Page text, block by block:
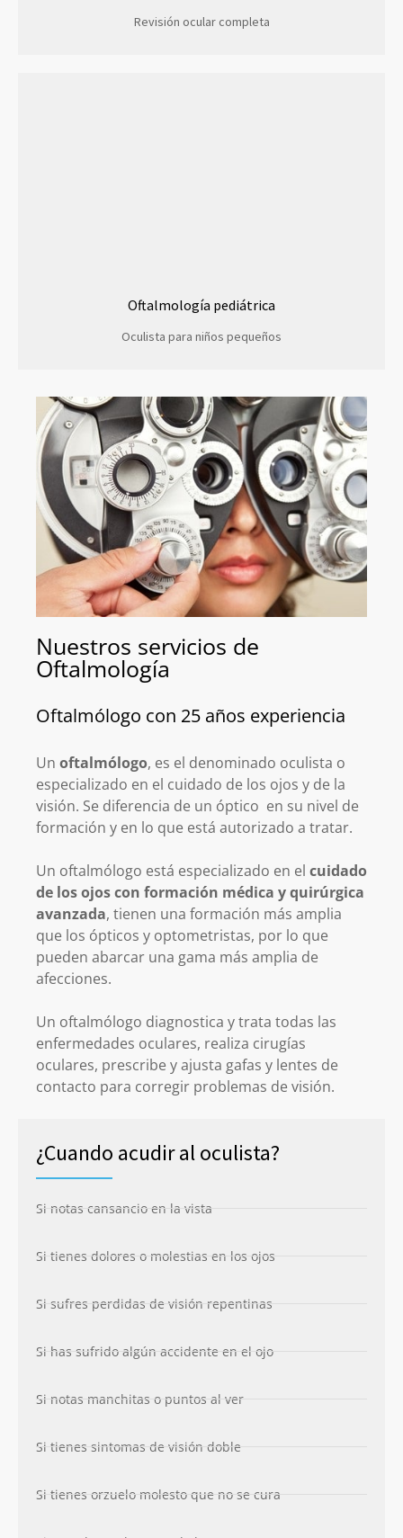
Revisión ocular completa
Oftalmología pediátrica
Oculista para niños pequeños
Nuestros servicios de
Oftalmología
Oftalmólogo con 25 años experiencia
Un oftalmólogo, es el denominado oculista o
especializado en el cuidado de los ojos y de la
visión. Se diferencia de un óptico en su nivel de
formación y en lo que está autorizado a tratar.
Un oftalmólogo está especializado en el cuidado
de los ojos con formación médica y quirúrgica
avanzada, tienen una formación más amplia
que los ópticos y optometristas, por lo que
pueden abarcar una gama más amplia de
afecciones.
Un oftalmólogo diagnostica y trata todas las
enfermedades oculares, realiza cirugías
oculares, prescribe y ajusta gafas y lentes de
contacto para corregir problemas de visión.
¿Cuando acudir al oculista?
Si notas cansancio en la vista
Si tienes dolores o molestias en los ojos
Si sufres perdidas de visión repentinas
Si has sufrido algún accidente en el ojo
Si notas manchitas o puntos al ver
Si tienes sintomas de visión doble
Si tienes orzuelo molesto que no se cura